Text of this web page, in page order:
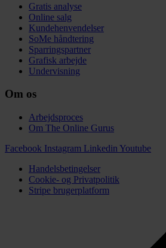
Gratis analyse
Online salg
Kundehenvendelser
SoMe håndtering
Sparringspartner
Grafisk arbejde
Undervisning
Om os
Arbejdsproces
Om The Online Gurus
Facebook Instagram Linkedin Youtube
Handelsbetingelser
Cookie- og Privatpolitik
Stripe brugerplatform